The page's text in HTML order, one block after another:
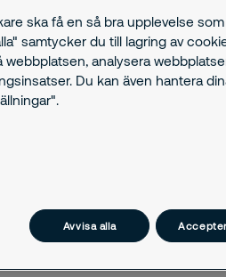
ska få en så bra upplevelse som
samtycker du till lagring av
analysera
Du kan även hantera
Avvisa alla